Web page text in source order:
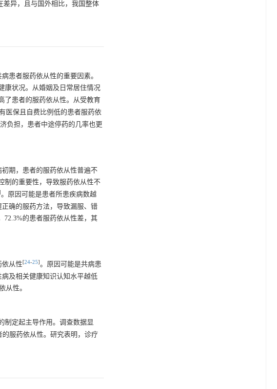
差异，且与国外相比，我国整体
患者服药依从性的重要因素。
康状况。从婚姻及日常居住情况
了患者的服药依从性。从受教育
医保且自费比例低的患者服药依
负担，患者中途停药的几率也更
期，患者的服药依从性普遍不
制的重要性，导致服药依从性不
。原因可能是患者所患疾病数越
确的服药方法，导致漏服、错
72.3%的患者服药依从性差，其
依从性[24-25]。原因可能是共病患
及相关健康知识认知水平越低
从性。
制定起主导作用。调查数据显
服药依从性。研究表明，诊疗